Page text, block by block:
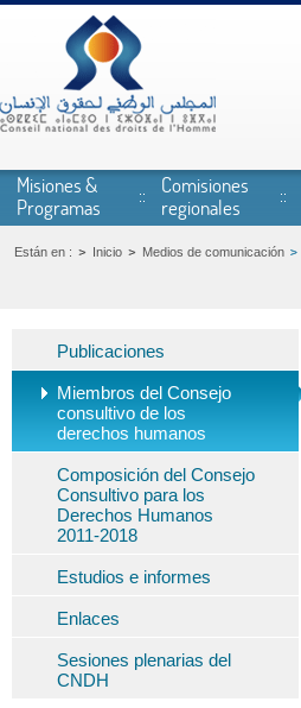
Pasar al contenido principal
Misiones &
Programas
Comisiones
regionales
Están en : Inicio Medios de comunicación
Publicaciones
Miembros del Consejo
consultivo de los
derechos humanos
Composición del Consejo
Consultivo para los
Derechos Humanos
2011-2018
Estudios e informes
Enlaces
Sesiones plenarias del
CNDH